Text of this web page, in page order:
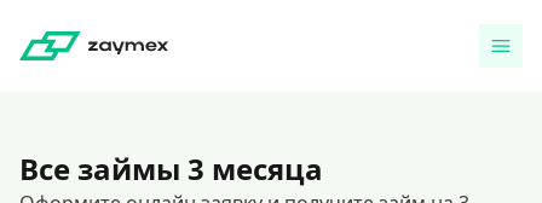
Все займы 3 месяца